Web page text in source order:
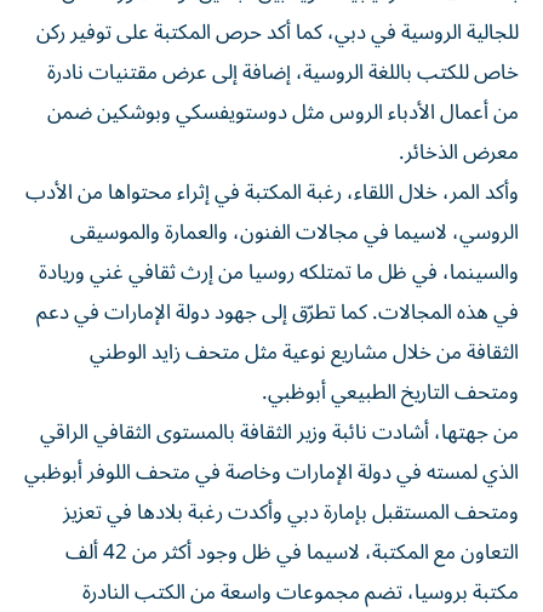
للجالية الروسية في دبي، كما أكد حرص المكتبة على توفير ركن
خاص للكتب باللغة الروسية، إضافة إلى عرض مقتنيات نادرة
من أعمال الأدباء الروس مثل دوستويفسكي وبوشكين ضمن
معرض الذخائر.
وأكد المر، خلال اللقاء، رغبة المكتبة في إثراء محتواها من الأدب
الروسي، لاسيما في مجالات الفنون، والعمارة والموسيقى
والسينما، في ظل ما تمتلكه روسيا من إرث ثقافي غني وريادة
في هذه المجالات. كما تطرّق إلى جهود دولة الإمارات في دعم
الثقافة من خلال مشاريع نوعية مثل متحف زايد الوطني
ومتحف التاريخ الطبيعي أبوظبي.
من جهتها، أشادت نائبة وزير الثقافة بالمستوى الثقافي الراقي
الذي لمسته في دولة الإمارات وخاصة في متحف اللوفر أبوظبي
ومتحف المستقبل بإمارة دبي وأكدت رغبة بلادها في تعزيز
التعاون مع المكتبة، لاسيما في ظل وجود أكثر من 42 ألف
مكتبة بروسيا، تضم مجموعات واسعة من الكتب النادرة